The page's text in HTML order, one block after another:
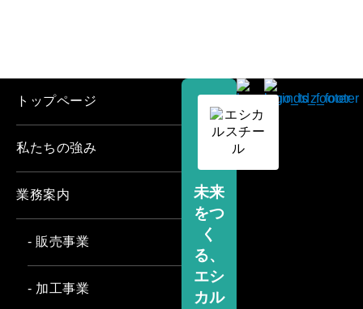
未来
をつ
く
る、
エシ
カル
トップページ
私たちの強み
業務案内
- 販売事業
- 加工事業